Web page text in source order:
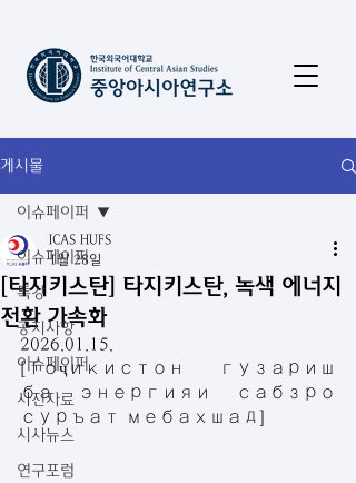
게시물
이슈페이퍼
특강
공지사항
이슈페이퍼
사진자료
시사뉴스
연구포럼
이슈페이퍼
[타지키스탄] 타지키스탄, 녹색 에너지
전환 가속화
ICAS HUFS
1월 28일
2026.01.15.
[Тоҷикистон гузариш
ба энергияи сабзро
суръат мебахшад]